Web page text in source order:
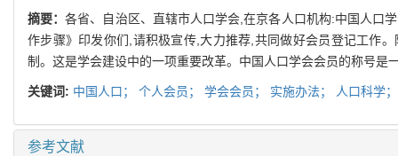
摘要：各省、自治区、直辖市人口学会,在京各人口机构:中国人口
作步骤》印发你们,请积极宣传,大力推荐,共同做好会员登记工作
制。这是学会建设中的一项重要改革。中国人口学会会员的称号是
关键词: 中国人口； 个人会员； 学会会员； 实施办法； 人口科学
参考文献